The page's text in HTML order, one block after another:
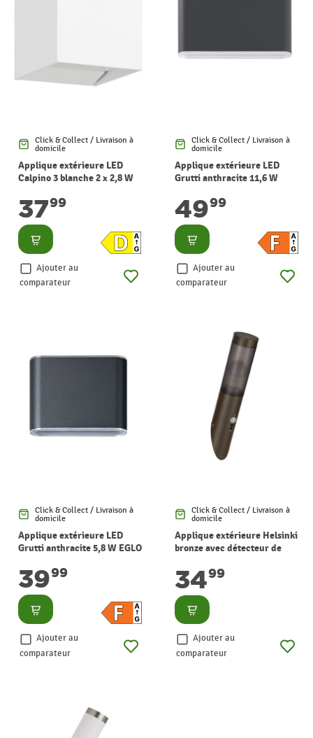
Click & Collect / Livraison à
domicile
Applique extérieure LED
Calpino 3 blanche 2 x 2,8 W
3799
Consulter
Ajouter au
comparateur
Click & Collect / Livraison à
domicile
Applique extérieure LED
Grutti anthracite 11,6 W
4999
Consulter
Ajouter au
comparateur
Click & Collect / Livraison à
domicile
Applique extérieure LED
Grutti anthracite 5,8 W EGLO
3999
Consulter
Ajouter au
comparateur
Click & Collect / Livraison à
domicile
Applique extérieure Helsinki
bronze avec détecteur de
3499
Consulter
Ajouter au
comparateur